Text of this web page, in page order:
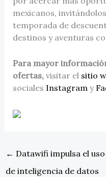
mexicanos,
temporada de
destinos y aventuras
Para mayor
ofertas, visitar el sitio
sociales Instagram y
← Datawifi impulsa el uso
de inteligencia de datos